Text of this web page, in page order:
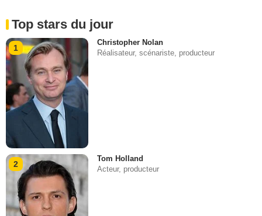
Top stars du jour
1
Christopher Nolan
Réalisateur, scénariste, producteur
2
Tom Holland
Acteur, producteur